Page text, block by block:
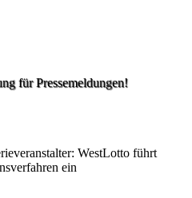
für Pressemeldungen!
WestLotto führt
ein